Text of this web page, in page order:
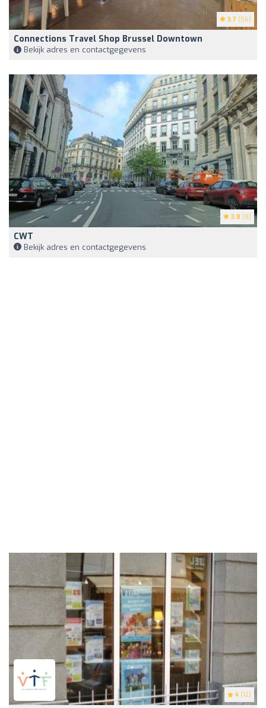
3.7 (56)
Connections Travel Shop Brussel Downtown
Bekijk adres en contactgegevens
3.8 (8)
CWT
Bekijk adres en contactgegevens
4 (12)